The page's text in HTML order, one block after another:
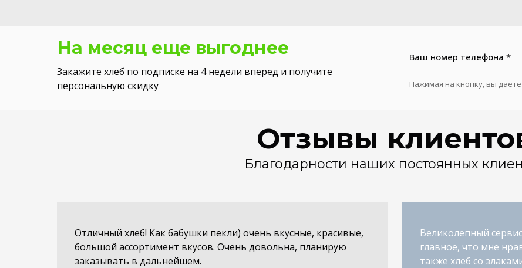
На месяц еще выгоднее
Закажите хлеб по подписке на 4 недели вперед и получите
персональную скидку
Ваш номер телефона *
Нажимая на кнопку, вы
Отзывы
Благодарности наших постоянных
Отличный хлеб! Как бабушки пекли) очень вкусные, красивые,
большой ассортимент вкусов. Очень довольна, планирую
заказывать в дальнейшем.
Великолепный
главное, что мне
также хлеб со